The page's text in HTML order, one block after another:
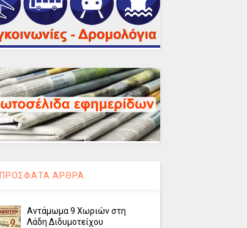
ΠΡΟΣΦΑΤΑ ΑΡΘΡΑ
Αντάμωμα 9 Χωριών στη
Λάδη Διδυμοτείχου